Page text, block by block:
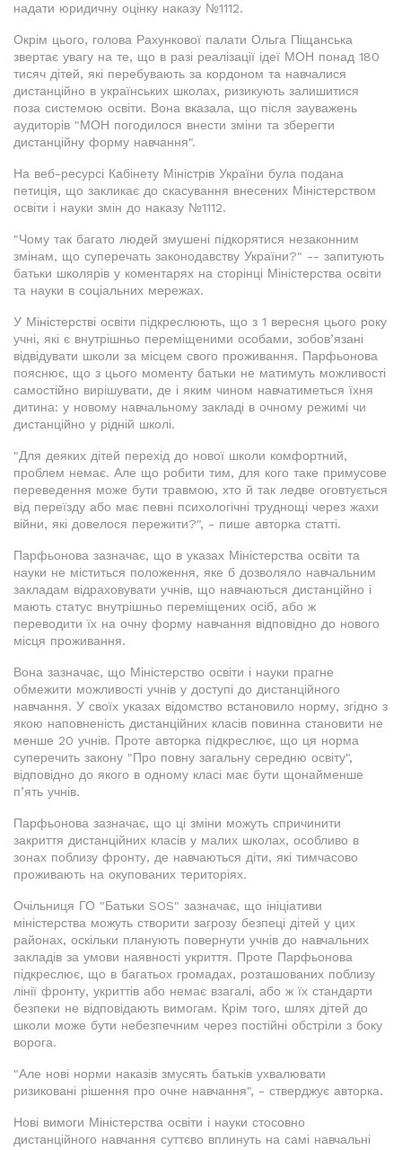
надати юридичну оцінку наказу №1112.
Окрім цього, голова Рахункової палати Ольга Піщанська
звертає увагу на те, що в разі реалізації ідеї МОН понад 180
тисяч дітей, які перебувають за кордоном та навчалися
дистанційно в українських школах, ризикують залишитися
поза системою освіти. Вона вказала, що після зауважень
аудиторів "МОН погодилося внести зміни та зберегти
дистанційну форму навчання".
На веб-ресурсі Кабінету Міністрів України була подана
петиція, що закликає до скасування внесених Міністерством
освіти і науки змін до наказу №1112.
"Чому так багато людей змушені підкорятися незаконним
змінам, що суперечать законодавству України?" -- запитують
батьки школярів у коментарях на сторінці Міністерства освіти
та науки в соціальних мережах.
У Міністерстві освіти підкреслюють, що з 1 вересня цього року
учні, які є внутрішньо переміщеними особами, зобов’язані
відвідувати школи за місцем свого проживання. Парфьонова
пояснює, що з цього моменту батьки не матимуть можливості
самостійно вирішувати, де і яким чином навчатиметься їхня
дитина: у новому навчальному закладі в очному режимі чи
дистанційно у рідній школі.
"Для деяких дітей перехід до нової школи комфортний,
проблем немає. Але що робити тим, для кого таке примусове
переведення може бути травмою, хто й так ледве оговтується
від переїзду або має певні психологічні труднощі через жахи
війни, які довелося пережити?", - пише авторка статті.
Парфьонова зазначає, що в указах Міністерства освіти та
науки не міститься положення, яке б дозволяло навчальним
закладам відраховувати учнів, що навчаються дистанційно і
мають статус внутрішньо переміщених осіб, або ж
переводити їх на очну форму навчання відповідно до нового
місця проживання.
Вона зазначає, що Міністерство освіти і науки прагне
обмежити можливості учнів у доступі до дистанційного
навчання. У своїх указах відомство встановило норму, згідно з
якою наповненість дистанційних класів повинна становити не
менше 20 учнів. Проте авторка підкреслює, що ця норма
суперечить закону "Про повну загальну середню освіту",
відповідно до якого в одному класі має бути щонайменше
п’ять учнів.
Парфьонова зазначає, що ці зміни можуть спричинити
закриття дистанційних класів у малих школах, особливо в
зонах поблизу фронту, де навчаються діти, які тимчасово
проживають на окупованих територіях.
Очільниця ГО "Батьки SOS" зазначає, що ініціативи
міністерства можуть створити загрозу безпеці дітей у цих
районах, оскільки планують повернути учнів до навчальних
закладів за умови наявності укриття. Проте Парфьонова
підкреслює, що в багатьох громадах, розташованих поблизу
лінії фронту, укриттів або немає взагалі, або ж їх стандарти
безпеки не відповідають вимогам. Крім того, шлях дітей до
школи може бути небезпечним через постійні обстріли з боку
ворога.
"Але нові норми наказів змусять батьків ухвалювати
ризиковані рішення про очне навчання", - стверджує авторка.
Нові вимоги Міністерства освіти і науки стосовно
дистанційного навчання суттєво вплинуть на самі навчальні